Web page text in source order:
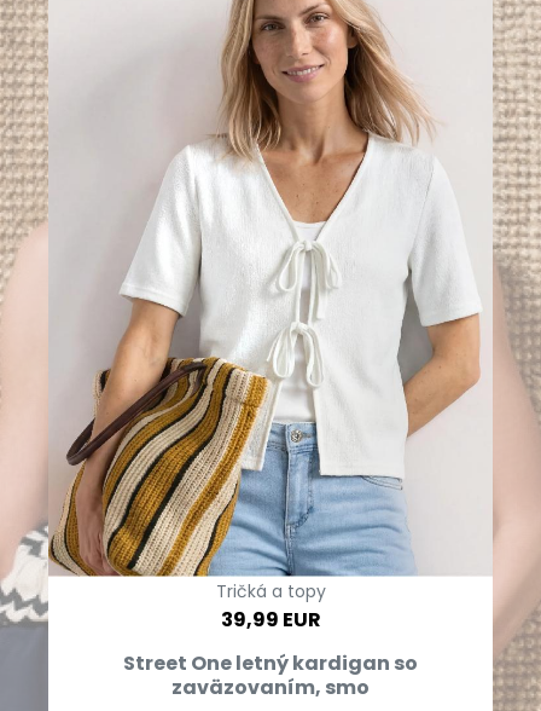
Tričká a topy
39,99 EUR
Street One letný kardigan so
zaväzovaním, smo